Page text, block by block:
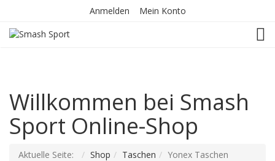
Anmelden
Mein Konto
Willkommen bei Smash
Sport Online-Shop
Aktuelle Seite: Shop Taschen Yonex Taschen